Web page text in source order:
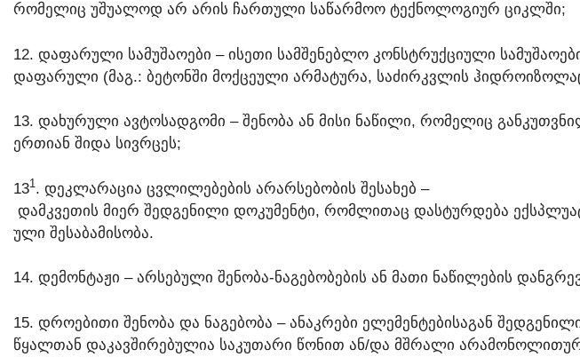
ᲠᲝᲛᲔᲚᲘᲪ ᲣᲨᲣᲐᲚᲝᲓ ᲐᲠ ᲐᲠᲘᲡ ᲩᲐᲠᲗᲣᲚᲘ ᲡᲐᲬᲐᲠᲛᲝᲝ ᲢᲔᲥᲜᲝᲚᲝᲒᲘᲣᲠ ᲪᲘᲙᲚᲨᲘ;
12. ᲓᲐᲤᲐᲠᲣᲚᲘ ᲡᲐᲛᲣᲨᲐᲝᲔᲑᲘ – ᲘᲡᲔᲗᲘ ᲡᲐᲛᲨᲔᲜᲔᲑᲚᲝ ᲙᲝᲜᲡᲢᲠᲣᲥᲪᲘᲣᲚᲘ
ᲓᲐᲤᲐᲠᲣᲚᲘ (ᲛᲐᲒ.: ᲑᲔᲢᲝᲜᲨᲘ ᲛᲝᲥᲪᲔᲣᲚᲘ ᲐᲠᲛᲐᲢᲣᲠᲐ, ᲡᲐᲫᲘᲠᲙᲕᲚᲘᲡ
13. ᲓᲐᲮᲣᲠᲣᲚᲘ ᲐᲕᲢᲝᲡᲐᲓᲒᲝᲛᲘ – ᲨᲔᲜᲝᲑᲐ ᲐᲜ ᲛᲘᲡᲘ ᲜᲐᲬᲘᲚᲘ, ᲠᲝᲛᲔᲚᲘᲪ
ᲔᲠᲗᲘᲐᲜ ᲨᲘᲓᲐ ᲡᲘᲕᲠᲪᲔᲡ;
13​1 . ᲓᲔᲙᲚᲐᲠᲐᲪᲘᲐ ᲪᲕᲚᲘᲚᲔᲑᲔᲑᲘᲡ ᲐᲠᲐᲠᲡᲔᲑᲝᲑᲘᲡ ᲨᲔᲡᲐᲮᲔᲑ –
ᲓᲐᲛᲙᲕᲔᲗᲘᲡ ᲛᲘᲔᲠ ᲨᲔᲓᲒᲔᲜᲘᲚᲘ ᲓᲝᲙᲣᲛᲔᲜᲢᲘ, ᲠᲝᲛᲚᲘᲗᲐᲪ ᲓᲐᲡᲢᲣᲠᲓᲔᲑᲐ
ᲣᲚᲘ ᲨᲔᲡᲐᲑᲐᲛᲘᲡᲝᲑᲐ.
14. ᲓᲔᲛᲝᲜᲢᲐᲟᲘ – ᲐᲠᲡᲔᲑᲣᲚᲘ ᲨᲔᲜᲝᲑᲐ-ᲜᲐᲒᲔᲑᲝᲑᲔᲑᲘᲡ ᲐᲜ ᲛᲐᲗᲘ ᲜᲐᲬᲘᲚᲔᲑᲘᲡ
15. ᲓᲠᲝᲔᲑᲘᲗᲘ ᲨᲔᲜᲝᲑᲐ ᲓᲐ ᲜᲐᲒᲔᲑᲝᲑᲐ – ᲐᲜᲐᲙᲠᲔᲑᲘ ᲔᲚᲔᲛᲔᲜᲢᲔᲑᲘᲡᲐᲒᲐᲜ
ᲬᲧᲐᲚᲗᲐᲜ ᲓᲐᲙᲐᲕᲨᲘᲠᲔᲑᲣᲚᲘᲐ ᲡᲐᲙᲣᲗᲐᲠᲘ ᲬᲝᲜᲘᲗ ᲐᲜ/ᲓᲐ ᲛᲨᲠᲐᲚᲘ